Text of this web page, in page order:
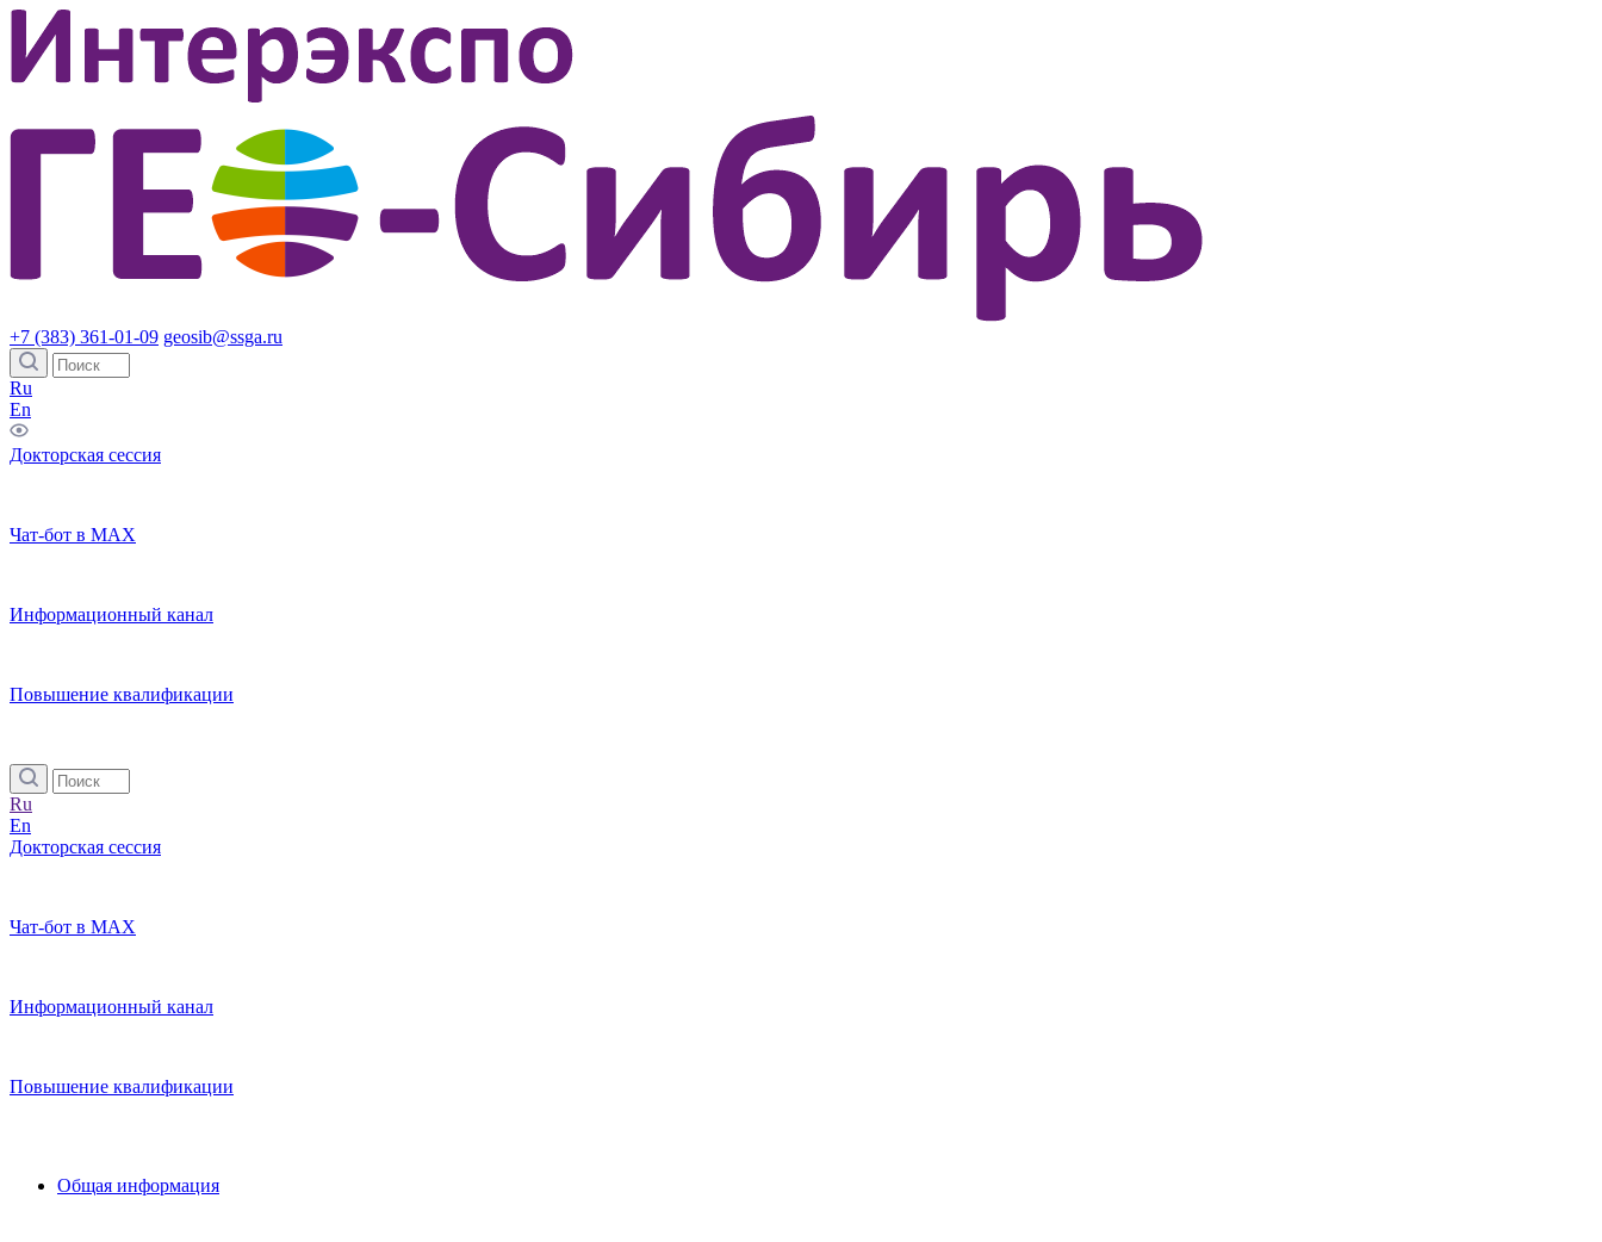
+7 (383) 361-01-09 geosib@ssga.ru
Ru
En
Докторская сессия
Чат-бот в MAX
Информационный канал
Повышение квалификации
Ru
En
Докторская сессия
Чат-бот в MAX
Информационный канал
Повышение квалификации
Общая информация